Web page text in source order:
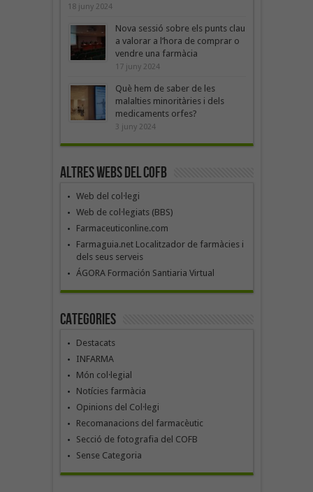
18 juny 2024
Nova sessió sobre els punts clau
a valorar a l’hora de comprar o
vendre una farmàcia
17 juny 2024
Què hem de saber de les
malalties minoritàries i dels
medicaments orfes?
3 juny 2024
Altres webs del COFB
Web del col·legi
Web de col·legiats (BBS)
Farmaceuticonline.com
Farmaguia.net Localitzador de farmàcies i
dels seus serveis
ÁGORA Formación Santiaria Virtual
Categories
Destacats
INFARMA
Món col·legial
Notícies farmàcia
Opinions del Col·legi
Recomanacions del farmacèutic
Secció de fotografia del COFB
Sense Categoria